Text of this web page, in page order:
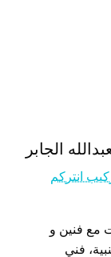
الجابر
انتركم
مع فنين و
فني